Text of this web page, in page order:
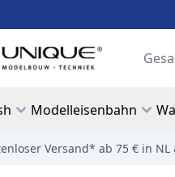
Suche
Modelleisenbahn
Versand* ab 75 € in NL